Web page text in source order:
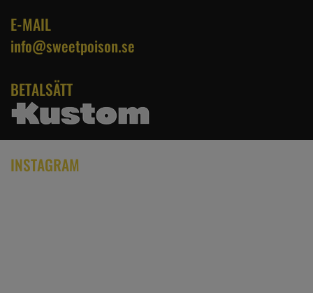
E-MAIL
info@sweetpoison.se
BETALSÄTT
INSTAGRAM